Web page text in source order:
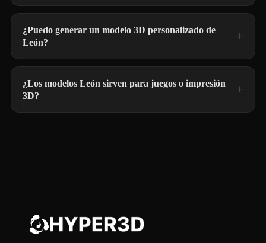
¿Puedo generar un modelo 3D personalizado de
León?
¿Los modelos León sirven para juegos o impresión
3D?